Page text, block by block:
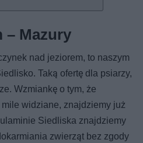
– Mazury
nad jeziorem, to naszym
Taką ofertę dla psiarzy,
Wzmiankę o tym, że
widziane, znajdziemy już
Siedliska znajdziemy
zwierząt bez zgody